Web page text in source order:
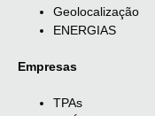
Geolocalização
ENERGIAS
Empresas
TPAs